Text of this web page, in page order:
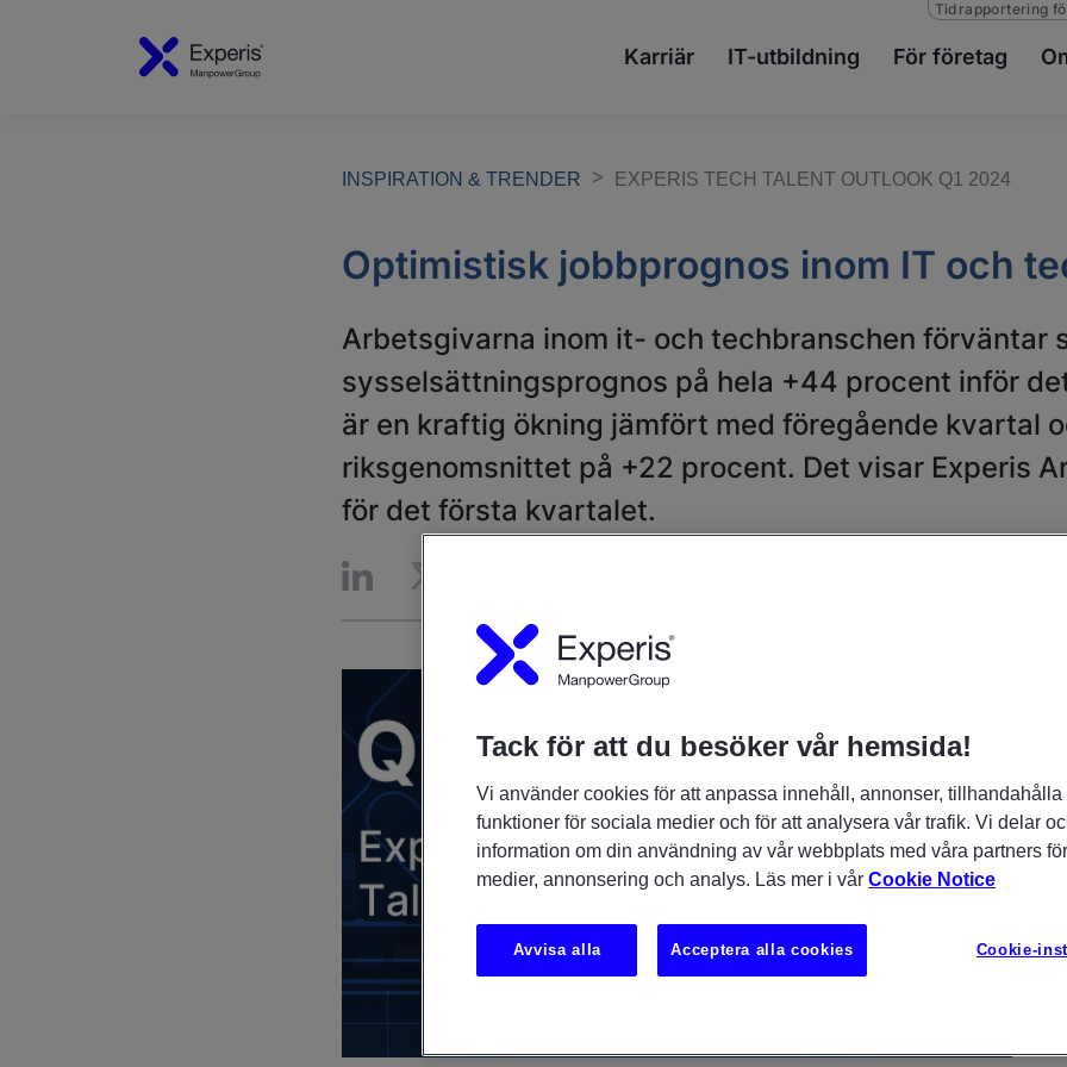
Karriär IT-utbildning För företag
Tidrapportering
INSPIRATION & TRENDER EXPERIS TECH TALENT OUTLOOK Q1 2024
Optimistisk jobbprognos inom IT och
Arbetsgivarna inom it- och techbranschen förväntar
sysselsättningsprognos på hela +44 procent inför
är en kraftig ökning jämfört med föregående kvartal
riksgenomsnittet på +22 procent. Det visar Experis
för det första kvartalet.
Tack för att du besöker vår hemsida!
Vi använder cookies för att anpassa innehåll, annonser, tillhandahålla
funktioner för sociala medier och för att analysera vår trafik. Vi delar
information om din användning av vår webbplats med våra partners
medier, annonsering och analys. Läs mer i vårCookie Notice
Cookie-
Avvisa alla Acceptera alla cookies